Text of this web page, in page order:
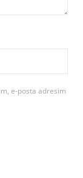
e-posta adresim